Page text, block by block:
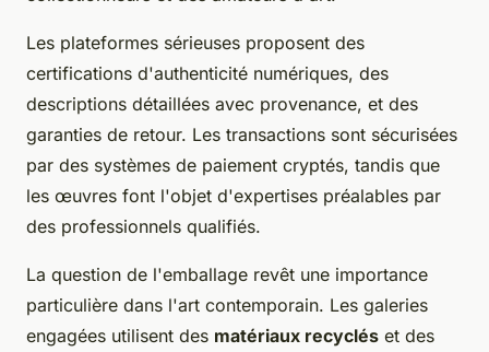
Les plateformes sérieuses proposent des
certifications d'authenticité numériques, des
descriptions détaillées avec provenance, et des
garanties de retour. Les transactions sont sécurisées
par des systèmes de paiement cryptés, tandis que
les œuvres font l'objet d'expertises préalables par
des professionnels qualifiés.
La question de l'emballage revêt une importance
particulière dans l'art contemporain. Les galeries
engagées utilisent des matériaux recyclés et des